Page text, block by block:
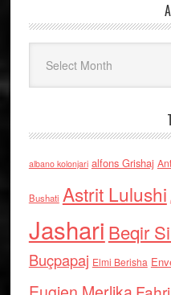
albano kolonjari alfons Grishaj
Bushati Astrit Lulushi
Jashari Beqir
Buçpapaj Elmi Berisha